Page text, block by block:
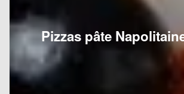
Pizzas pâte